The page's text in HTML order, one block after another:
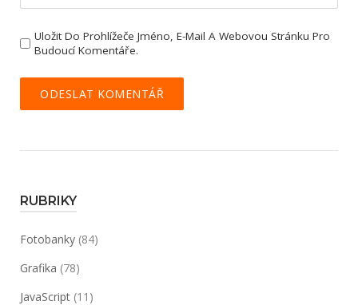
Uložit Do Prohlížeče Jméno, E-Mail A Webovou Stránku Pro
Budoucí Komentáře.
RUBRIKY
Fotobanky (84)
Grafika (78)
JavaScript (11)